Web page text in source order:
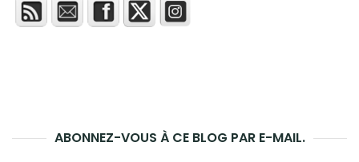
ABONNEZ-VOUS À CE BLOG PAR E-MAIL.